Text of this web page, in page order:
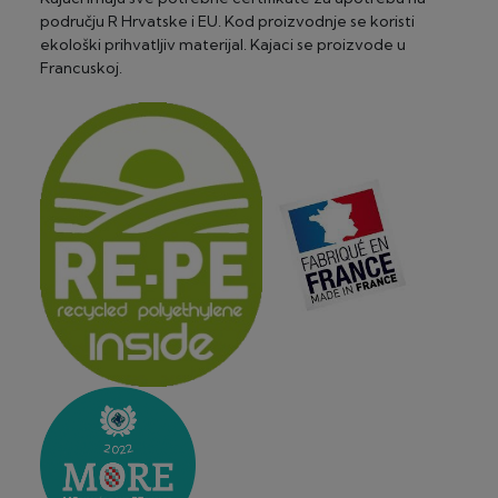
području R Hrvatske i EU. Kod proizvodnje se koristi
ekološki prihvatljiv materijal. Kajaci se proizvode u
Francuskoj.